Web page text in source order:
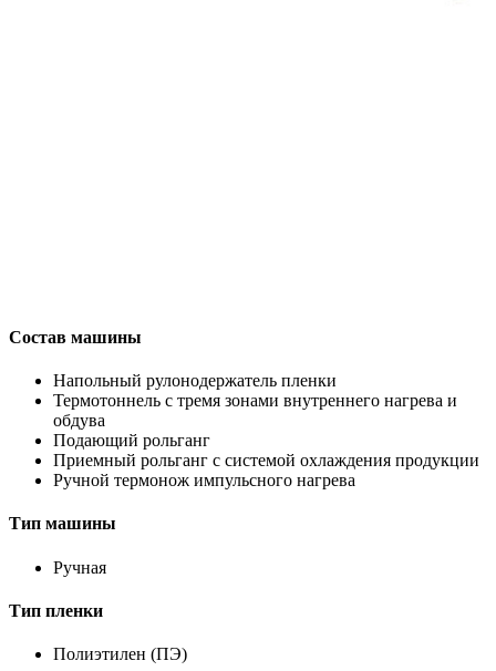
Состав машины
Напольный рулонодержатель пленки
Термотоннель с тремя зонами внутреннего нагрева и
обдува
Подающий рольганг
Приемный рольганг с системой охлаждения продукции
Ручной термонож импульсного нагрева
Тип машины
Ручная
Тип пленки
Полиэтилен (ПЭ)